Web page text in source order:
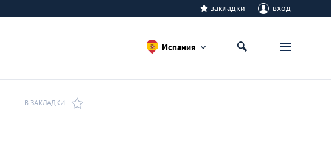
закладки вход
Испания
В ЗАКЛАДКИ